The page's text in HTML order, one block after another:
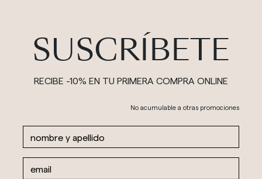
SUSCRÍBETE
RECIBE -10% EN TU PRIMERA COMPRA ONLINE
No acumulable a otras promociones